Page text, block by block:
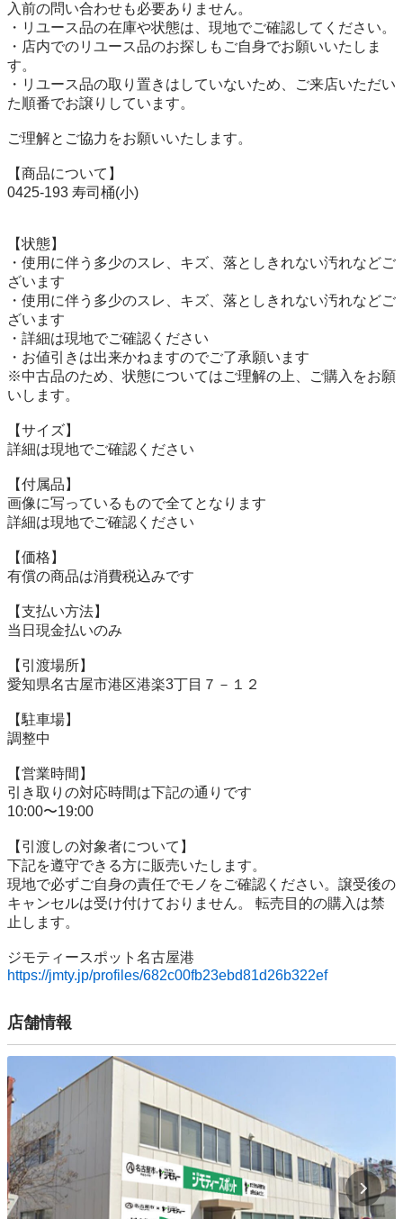
入前の問い合わせも必要ありません。
・リユース品の在庫や状態は、現地でご確認してください。
・店内でのリユース品のお探しもご自身でお願いいたしま
す。
・リユース品の取り置きはしていないため、ご来店いただい
た順番でお譲りしています。
ご理解とご協力をお願いいたします。
【商品について】
0425-193 寿司桶(小)
【状態】
・使用に伴う多少のスレ、キズ、落としきれない汚れなどご
ざいます
・使用に伴う多少のスレ、キズ、落としきれない汚れなどご
ざいます
・詳細は現地でご確認ください
・お値引きは出来かねますのでご了承願います
※中古品のため、状態についてはご理解の上、ご購入をお願
いします。
【サイズ】
詳細は現地でご確認ください
【付属品】
画像に写っているもので全てとなります
詳細は現地でご確認ください
【価格】
有償の商品は消費税込みです
【⽀払い⽅法】
当⽇現⾦払いのみ
【引渡場所】
愛知県名古屋市港区港楽3丁目７－１２
【駐⾞場】
調整中
【営業時間】
引き取りの対応時間は下記の通りです
10:00〜19:00
【引渡しの対象者について】
下記を遵守できる⽅に販売いたします。
現地で必ずご⾃⾝の責任でモノをご確認ください。譲受後の
キャンセルは受け付けておりません。 転売⽬的の購⼊は禁
⽌します。
https://jmty.jp/profiles/682c00fb23ebd81d26b322ef
店舗情報